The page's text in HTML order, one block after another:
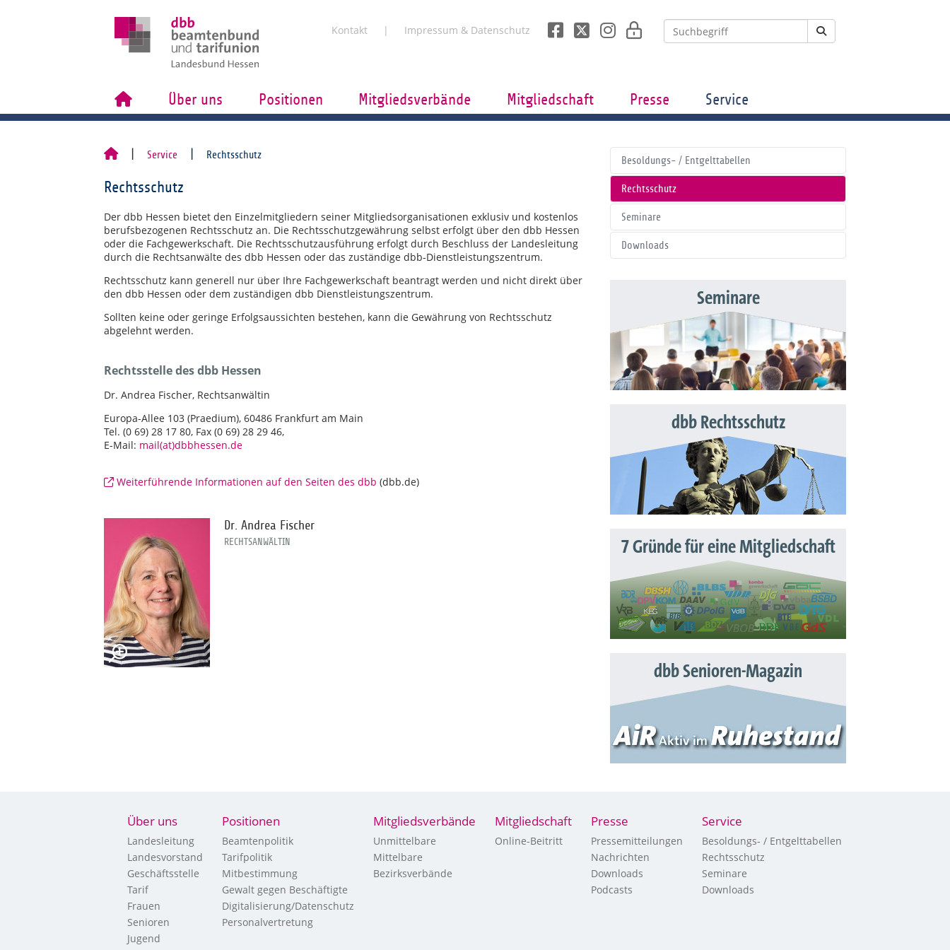
Kontakt Impressum & Datenschutz
Über uns Positionen Mitgliedsverbände Mitgliedschaft Presse Service
Service Rechtsschutz
Rechtsschutz
Der dbb Hessen bietet den Einzelmitgliedern seiner Mitgliedsorganisationen exklusiv und kostenlos
berufsbezogenen Rechtsschutz an. Die Rechtsschutzgewährung selbst erfolgt über den dbb Hessen
oder die Fachgewerkschaft. Die Rechtsschutzausführung erfolgt durch Beschluss der Landesleitung
durch die Rechtsanwälte des dbb Hessen oder das zuständige dbb-Dienstleistungszentrum.
Rechtsschutz kann generell nur über Ihre Fachgewerkschaft beantragt werden und nicht direkt über
den dbb Hessen oder dem zuständigen dbb Dienstleistungszentrum.
Sollten keine oder geringe Erfolgsaussichten bestehen, kann die Gewährung von Rechtsschutz
abgelehnt werden.
Rechtsstelle des dbb Hessen
Dr. Andrea Fischer, Rechtsanwältin
Europa-Allee 103 (Praedium), 60486 Frankfurt am Main
Tel. (0 69) 28 17 80, Fax (0 69) 28 29 46,
E-Mail: mail(at)dbbhessen.de
Weiterführende Informationen auf den Seiten des dbb (dbb.de)
Dr. Andrea Fischer
RECHTSANWÄLTIN
Besoldungs- / Entgelttabellen
Rechtsschutz
Seminare
Downloads
Seminare
dbb Rechtsschutz
7 Gründe für eine Mitgliedschaft
dbb Senioren-Magazin
Über uns
Landesleitung
Landesvorstand
Geschäftsstelle
Tarif
Frauen
Senioren
Jugend
Positionen
Beamtenpolitik
Tarifpolitik
Mitbestimmung
Gewalt gegen Beschäftigte
Digitalisierung/Datenschutz
Personalvertretung
Mitgliedsverbände
Unmittelbare
Mittelbare
Bezirksverbände
Mitgliedschaft
Online-Beitritt
Presse
Pressemitteilungen
Nachrichten
Downloads
Podcasts
Service
Besoldungs- / Entgelttabellen
Rechtsschutz
Seminare
Downloads